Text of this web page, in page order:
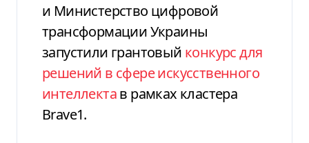
и Министерство цифровой
трансформации Украины
запустили грантовый конкурс для
решений в сфере искусственного
интеллектав рамках кластера
Brave1.